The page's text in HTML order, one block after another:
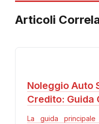
Articoli
Noleggio Auto
Credito: Guida
La guida